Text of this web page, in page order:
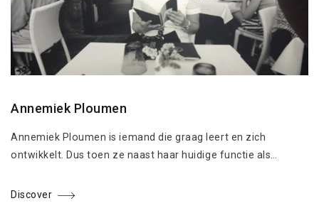
Annemiek Ploumen
Annemiek Ploumen is iemand die graag leert en zich
ontwikkelt. Dus toen ze naast haar huidige functie als…
Discover